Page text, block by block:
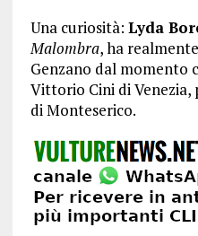
Una curiosità: Lyda
Malombra, ha
Genzano dal momento
Vittorio Cini di
di Monteserico.